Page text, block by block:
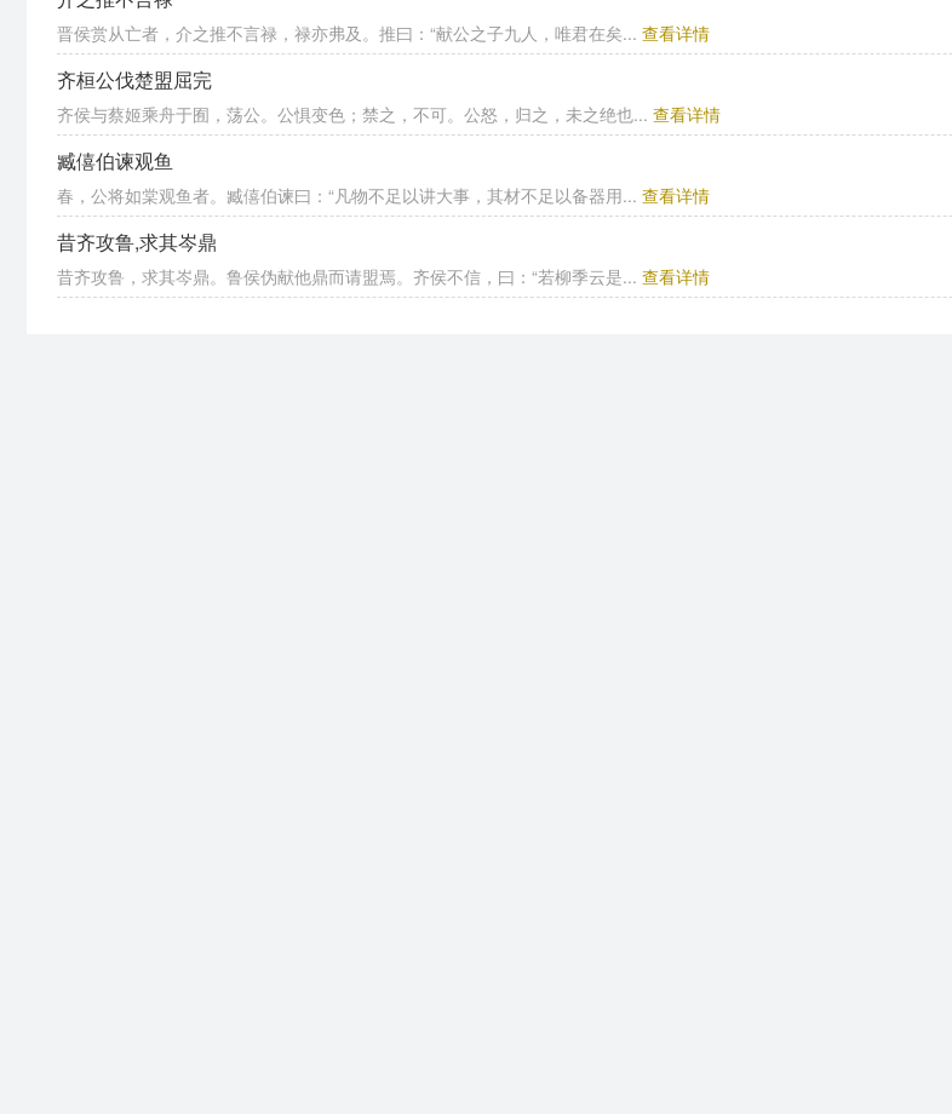
晋侯赏从亡者，介之推不言禄，禄亦弗及。推曰：“献公之子九人，唯君在矣... 查看详情
齐桓公伐楚盟屈完
齐侯与蔡姬乘舟于囿，荡公。公惧变色；禁之，不可。公怒，归之，未之绝也... 查看详情
臧僖伯谏观鱼
春，公将如棠观鱼者。臧僖伯谏曰：“凡物不足以讲大事，其材不足以备器用... 查看详情
昔齐攻鲁,求其岑鼎
昔齐攻鲁，求其岑鼎。鲁侯伪献他鼎而请盟焉。齐侯不信，曰：“若柳季云是... 查看详情